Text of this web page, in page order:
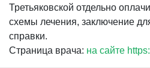
Третьяковской отдельно
схемы лечения, заключение
справки.
Страница врача: на сайте